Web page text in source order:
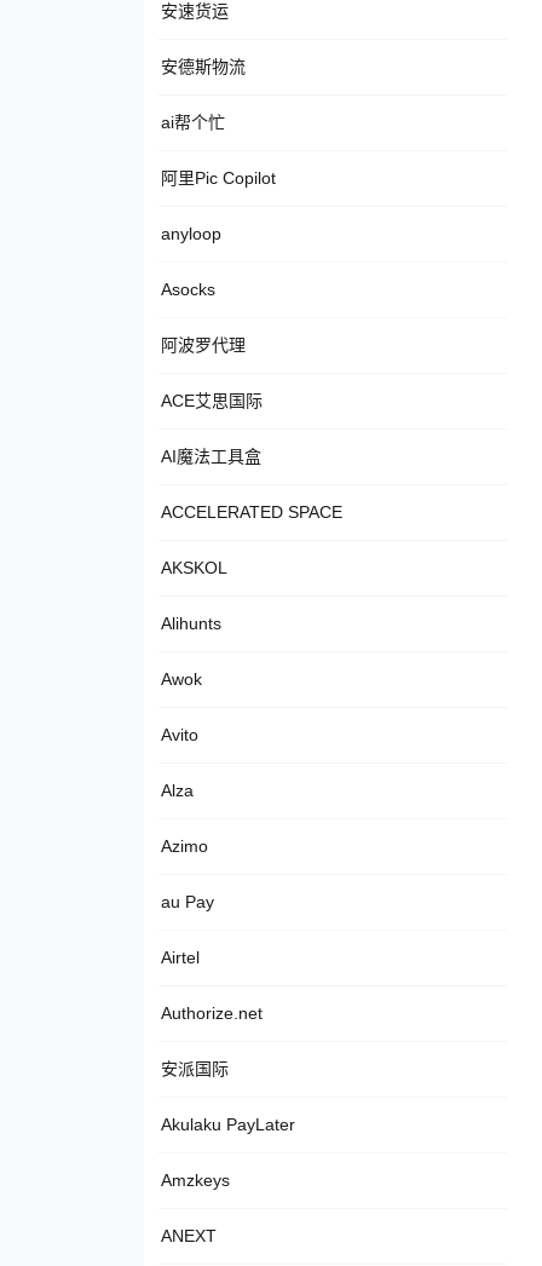
安速货运
安德斯物流
ai帮个忙
阿里Pic Copilot
anyloop
Asocks
阿波罗代理
ACE艾思国际
AI魔法工具盒
ACCELERATED SPACE
AKSKOL
Alihunts
Awok
Avito
Alza
Azimo
au Pay
Airtel
Authorize.net
安派国际
Akulaku PayLater
Amzkeys
ANEXT